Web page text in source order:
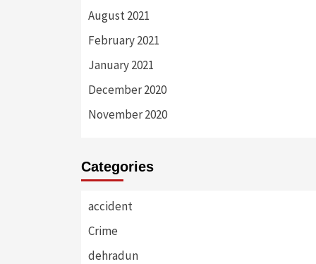
August 2021
February 2021
January 2021
December 2020
November 2020
Categories
accident
Crime
dehradun